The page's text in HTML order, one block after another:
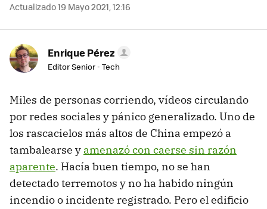
Actualizado 19 Mayo 2021, 12:16
Enrique Pérez
Editor Senior - Tech
Miles de personas corriendo, vídeos circulando
por redes sociales y pánico generalizado. Uno de
los rascacielos más altos de China empezó a
tambalearse y amenazó con caerse sin razón
aparente. Hacía buen tiempo, no se han
detectado terremotos y no ha habido ningún
incendio o incidente registrado. Pero el edificio